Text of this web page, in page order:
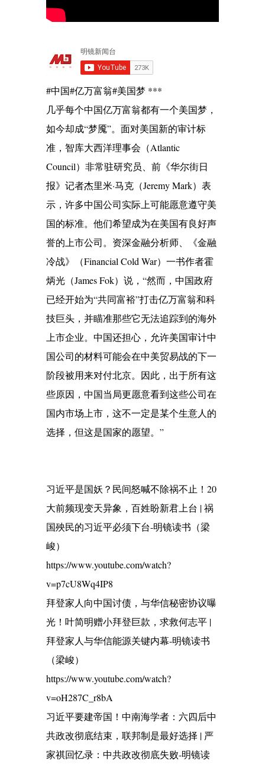
#中国#亿万富翁#美国梦 ***
几乎每个中国亿万富翁都有一个美国梦，
如今却成“梦魇”。面对美国新的审计标
准，智库大西洋理事会（Atlantic
Council）非常驻研究员、前《华尔街日
报》记者杰里米·马克（Jeremy Mark）表
示，许多中国公司实际上可能愿意遵守美
国的标准。他们希望成为在美国有良好声
誉的上市公司。资深金融分析师、《金融
冷战》（Financial Cold War）一书作者霍
炳光（James Fok）说，“然而，中国政府
已经开始为“共同富裕”打击亿万富翁和科
技巨头，并瞄准那些它无法追踪到的海外
上市企业。中国还担心，允许美国审计中
国公司的材料可能会在中美贸易战的下一
阶段被用来对付北京。因此，出于所有这
些原因，中国当局更愿意看到这些公司在
国内市场上市，这不一定是某个生意人的
选择，但这是国家的愿望。”
习近平是国妖？民间怒喊不除祸不止！20
大前频现变天异象，百姓盼新君上台 | 祸
国殃民的习近平必须下台-明镜读书（梁
峻）
https://www.youtube.com/watch?
v=p7cU8Wq4IP8
拜登家人向中国讨债，与华信秘密协议曝
光！叶简明赠小拜登巨款，求救何志平 |
拜登家人与华信能源关键内幕-明镜读书
（梁峻）
https://www.youtube.com/watch?
v=oH287C_r8bA
习近平要建帝国！中南海学者：六四后中
共政改彻底结束，联邦制是最好选择 | 严
家祺回忆录：中共政改彻底失败-明镜读